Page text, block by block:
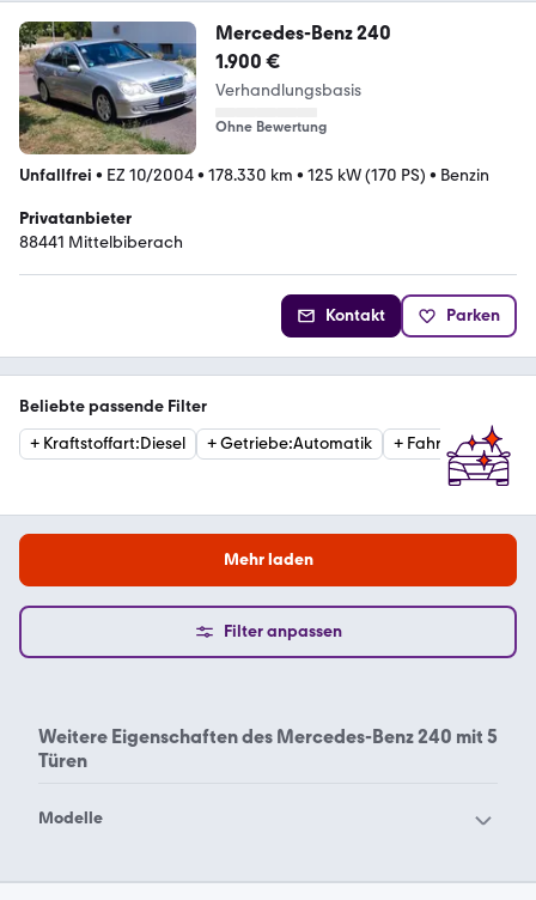
Mercedes-Benz 240
1.900 €
Verhandlungsbasis
Ohne Bewertung
Unfallfrei • EZ 10/2004• 178.330 km • 125 kW (170 PS) • Benzin
Privatanbieter
88441 Mittelbiberach
Kontakt Parken
Beliebte passende Filter
+ Kraftstoffart:Diesel +Getriebe:Automatik +
Mehr laden
Filter anpassen
Weitere Eigenschaften des Mercedes-Benz 240 mit 5
Türen
Modelle